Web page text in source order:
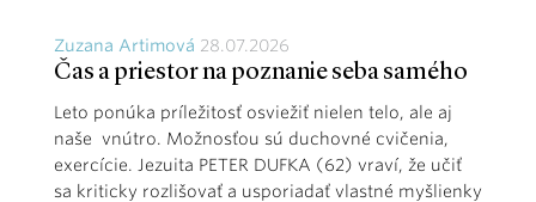
Zuzana Artimová 28.07.2026
Čas a priestor na poznanie seba samého
Leto ponúka príležitosť osviežiť nielen telo, ale aj
naše vnútro. Možnosťou sú duchovné cvičenia,
exercície. Jezuita PETER DUFKA (62) vraví, že učiť
sa kriticky rozlišovať a usporiadať vlastné myšlienky